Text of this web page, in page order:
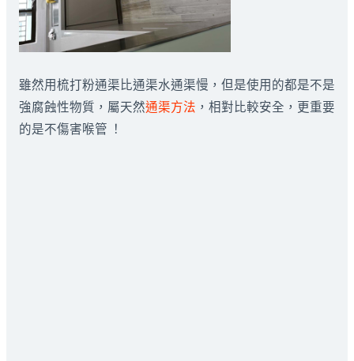
雖然用梳打粉通渠比通渠水通渠慢，但是使用的都是不是
強腐蝕性物質，屬天然通渠方法 ，相對比較安全，更重要
的是不傷害喉管 ！